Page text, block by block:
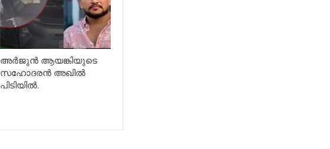
അർജുൻ ആയങ്കിയുടെ
സഹോദരൻ അഖിൽ
പിടിയിൽ.